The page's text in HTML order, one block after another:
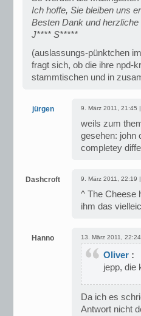
Ich hoffe, Sie bleiben uns
Besten Dank und
J**** S*****
(auslassungs-pünktchen
fragt sich, ob die ihre npd-
stammtischen und in
jürgen 9. März 2011, 21:45 |
weils zum
gesehen: john
completey
Dashcroft 9. März 2011, 22:19 |
^ The Cheese
ihm das
Hanno 13. März 2011,
Oliver :
jepp, die
Da ich es
Antwort nicht